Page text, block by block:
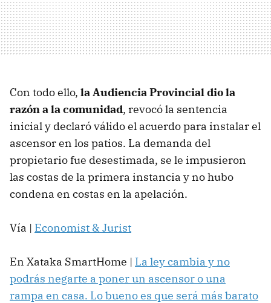
Con todo ello, la Audiencia Provincial dio la
razón a la comunidad, revocó la sentencia
inicial y declaró válido el acuerdo para instalar el
ascensor en los patios. La demanda del
propietario fue desestimada, se le impusieron
las costas de la primera instancia y no hubo
condena en costas en la apelación.
Vía | Economist & Jurist
En Xataka SmartHome | La ley cambia y no
podrás negarte a poner un ascensor o una
rampa en casa. Lo bueno es que será más barato